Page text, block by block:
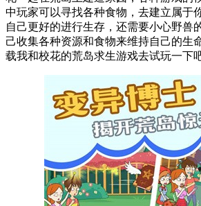
中玩家可以寻找各种食物，去建立属于
自己更好的进行生存，还需要小心野兽
己收集各种资源和食物来维持自己的生
载我和校花的荒岛求生游戏去试玩一下吧